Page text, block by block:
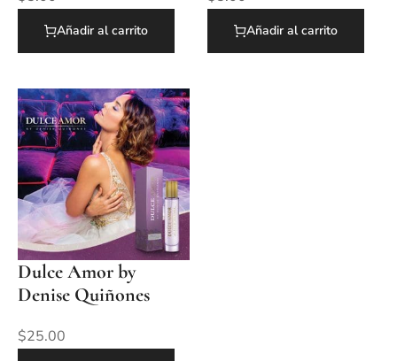
Añadir al carrito Añadir al carrito
Dulce Amor by
Denise Quiñones
$25.00